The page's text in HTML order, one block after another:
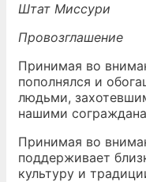
Штат Миссури
Провозглашение
Принимая во
пополнялся и
людьми,
нашими
Принимая во
поддерживает
культуру и